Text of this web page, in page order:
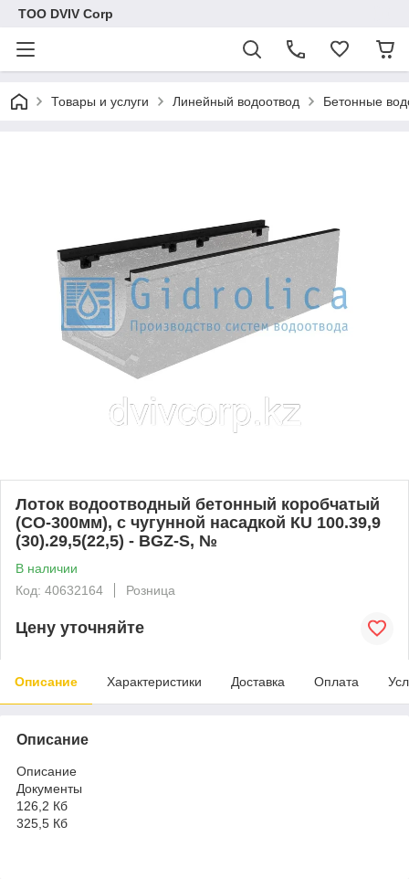
ТОО DVIV Corp
Товары и услуги Линейный водоотвод Бетонные
Лоток водоотводный бетонный коробчатый
(СО-300мм), с чугунной насадкой КU 100.39,9
(30).29,5(22,5) - BGZ-S, №
В наличии
Код: 40632164
Розница
Цену уточняйте
Описание Характеристики Доставка Оплата
Описание
Описание
Документы
126,2 Кб
325,5 Кб